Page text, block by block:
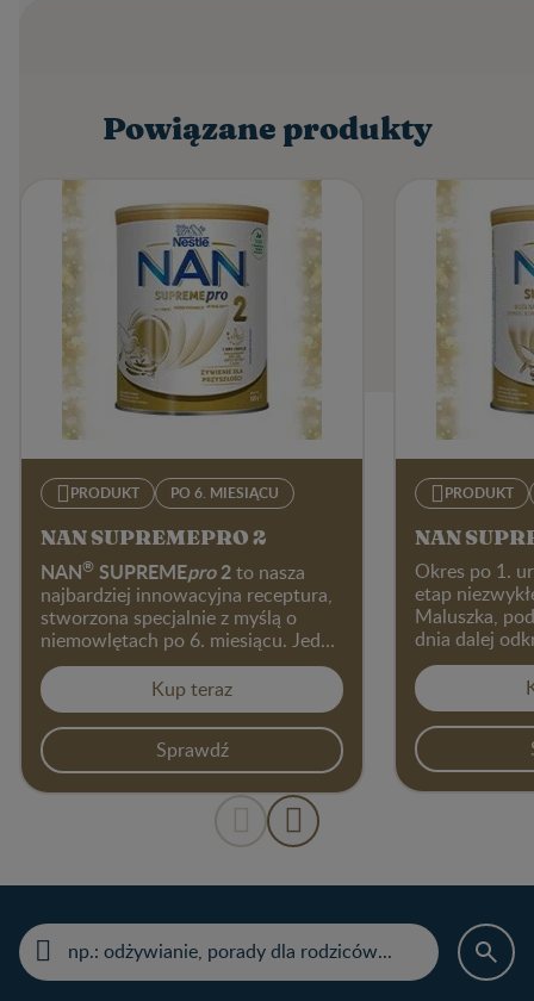
Napisz recenzję
Powiązane produkty
PRODUKT PO 6. MIESIĄCU
NAN SUPREMEPRO 2
NAN® SUPREMEpro2to nasza
najbardziej innowacyjna receptura,
stworzona specjalnie z myślą​ o
niemowlętach po 6. miesiącu. Jeden
produkt wspiera aż 6kluczowych
obszarów rozwoju​ i prawidłowego
funkcjonowania organizmu Twojego
dziecka:odporność, rozwój
poznawczy,​ rozwój wzroku i mózgu,
wzrost i metabolizm1.​
Kup teraz
Sprawdź
PRODUKT
NAN
Okres po 1.
etap
Maluszka,
dnia dalej
możliwości i
potencjał.
to nasza
formuła
oparciu o
naukowców
specjalnie z
poznawczy,
metabolizm1